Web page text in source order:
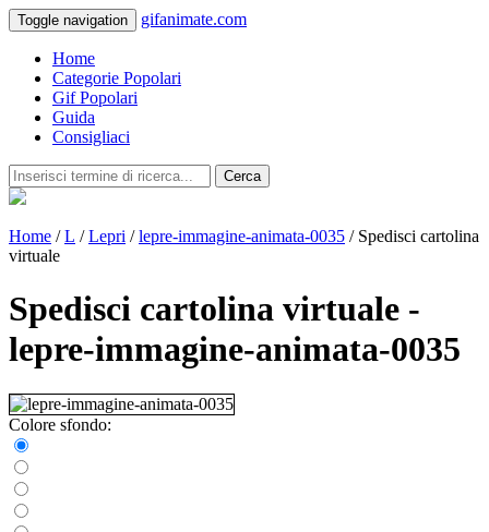
Toggle navigation gifanimate.com
Home
Categorie Popolari
Gif Popolari
Guida
Consigliaci
Cerca
Home /L /Lepri /lepre-immagine-animata-0035 / Spedisci cartolina
virtuale
Spedisci cartolina virtuale -
lepre-immagine-animata-0035
Colore sfondo: